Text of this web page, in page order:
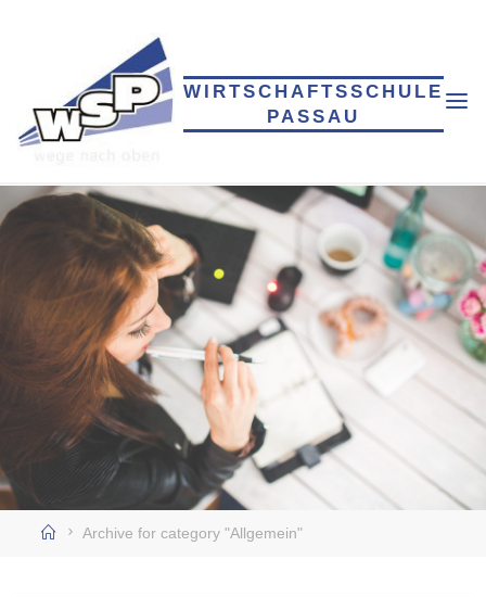
WIRTSCHAFTSSCHULE
PASSAU
HomeArchive for category "Allgemein"